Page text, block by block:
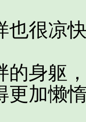
很凉快
身躯，
更加懒